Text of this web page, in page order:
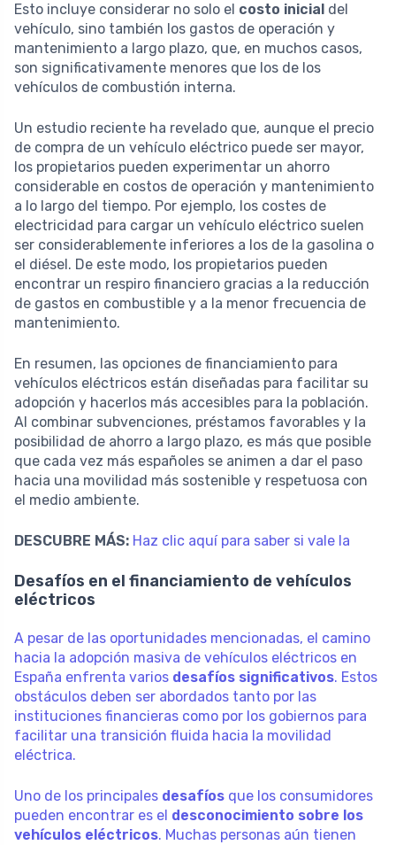
Esto incluye considerar no solo el costo inicial del
vehículo, sino también los gastos de operación y
mantenimiento a largo plazo, que, en muchos casos,
son significativamente menores que los de los
vehículos de combustión interna.
Un estudio reciente ha revelado que, aunque el precio
de compra de un vehículo eléctrico puede ser mayor,
los propietarios pueden experimentar un ahorro
considerable en costos de operación y mantenimiento
a lo largo del tiempo. Por ejemplo, los costes de
electricidad para cargar un vehículo eléctrico suelen
ser considerablemente inferiores a los de la gasolina o
el diésel. De este modo, los propietarios pueden
encontrar un respiro financiero gracias a la reducción
de gastos en combustible y a la menor frecuencia de
mantenimiento.
En resumen, las opciones de financiamiento para
vehículos eléctricos están diseñadas para facilitar su
adopción y hacerlos más accesibles para la población.
Al combinar subvenciones, préstamos favorables y la
posibilidad de ahorro a largo plazo, es más que posible
que cada vez más españoles se animen a dar el paso
hacia una movilidad más sostenible y respetuosa con
el medio ambiente.
DESCUBRE MÁS: Haz clic aquí para saber si vale la
Desafíos en el financiamiento de vehículos
eléctricos
A pesar de las oportunidades mencionadas, el camino
hacia la adopción masiva de vehículos eléctricos en
España enfrenta varios desafíos significativos. Estos
obstáculos deben ser abordados tanto por las
instituciones financieras como por los gobiernos para
facilitar una transición fluida hacia la movilidad
eléctrica.
Uno de los principales desafíos que los consumidores
pueden encontrar es el desconocimiento sobre los
vehículos eléctricos. Muchas personas aún tienen